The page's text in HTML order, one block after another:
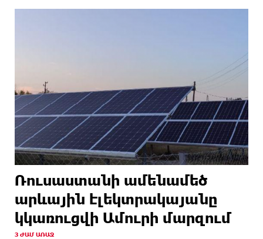
Ռուսաստանի ամենամեծ
արևային էլեկտրակայանը
կկառուցվի Ամուրի մարզում
3 ԺԱՄ ԱՌԱՋ